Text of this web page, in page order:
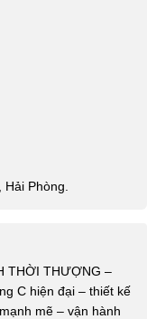
Phòng.
THỜI THƯỢNG –
C hiện đại – thiết kế
mẽ – vận hành